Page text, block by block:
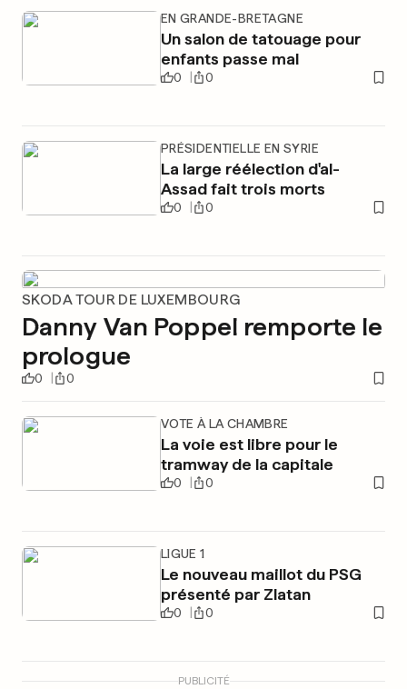
EN GRANDE-BRETAGNE
Un salon de tatouage pour
enfants passe mal
0 0
PRÉSIDENTIELLE EN SYRIE
La large réélection d'al-
Assad fait trois morts
0 0
SKODA TOUR DE LUXEMBOURG
Danny Van Poppel remporte le
prologue
0 0
VOTE À LA CHAMBRE
La voie est libre pour le
tramway de la capitale
0 0
LIGUE 1
Le nouveau maillot du PSG
présenté par Zlatan
0 0
PUBLICITÉ